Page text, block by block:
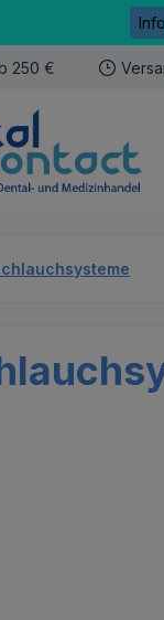
Info
250 €